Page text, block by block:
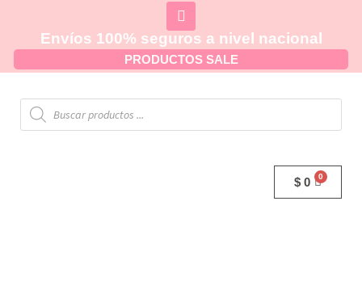
Envíos 100% seguros a nivel nacional
PRODUCTOS SALE
$ 0